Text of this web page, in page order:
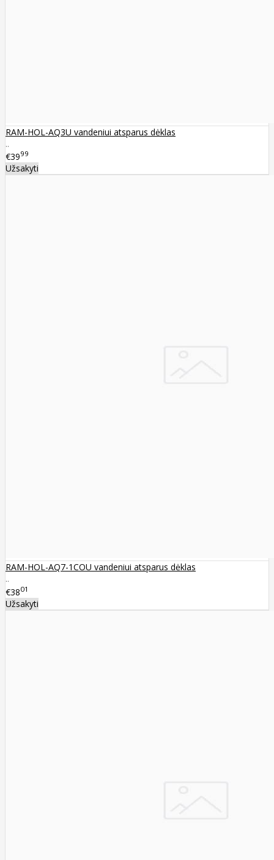
RAM-HOL-AQ3U vandeniui atsparus dėklas
..
€3999
Užsakyti
RAM-HOL-AQ7-1COU vandeniui atsparus dėklas
..
€3801
Užsakyti